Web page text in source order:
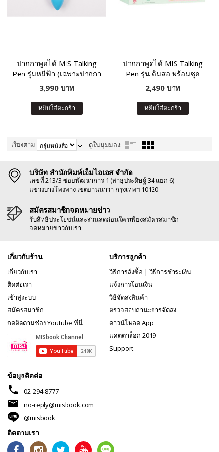
ปากกาพูดได้ MIS Talking
Pen รุ่นหมีฟ้า (เฉพาะปากกา
พูดได้ ไม่มีหนังสือในชุด)
3,990 บาท
หยิบใส่ตะกร้า
ปากกาพูดได้ MIS Talking
Pen รุ่น ดินสอ พร้อมชุด
หนังสือเสริมภาษา พัฒนา IQ
2,490 บาท
หยิบใส่ตะกร้า
เรียงตาม ดูในมุมมอง:
บริษัท สำนักพิมพ์เอ็มไอเอส จำกัด
เลขที่ 213/3 ซอยพัฒนาการ 1 (สาธุประดิษฐ์ 34 แยก 6)
แขวงบางโพงพาง เขตยานนาวา กรุงเทพฯ 10120
สมัครสมาชิกจดหมายข่าว
รับสิทธิประโยชน์และส่วนลดก่อนใครเพียงสมัครสมาชิก
จดหมายข่าวกับเรา
เกี่ยวกับร้าน
เกี่ยวกับเรา
ติดต่อเรา
เข้าสู่ระบบ
สมัครสมาชิก
กดติดตามช่อง Youtube ที่นี่
บริการลูกค้า
วิธีการสั่งซื้อ | วิธีการชำระเงิน
แจ้งการโอนเงิน
วิธีจัดส่งสินค้า
ตรวจสอบถานะการจัดส่ง
ดาวน์โหลด App
แคตตาล็อก 2019
Support
ข้อมูลติดต่อ
phone 02-294-8777
mail
no-reply@misbook.com
@misbook
ติดตามเรา